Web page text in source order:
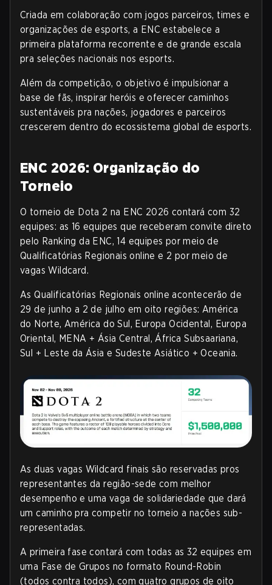
Criada em colaboração com jogos parceiros, times e
organizações de esports, a ENC estabelece a
primeira plataforma recorrente e de grande escala
pra seleções nacionais nos esports.
Além da competição, o objetivo é impulsionar a
base de fãs, inspirar heróis e oferecer caminhos
sustentáveis pra nações, jogadores e parceiros
crescerem dentro do ecossistema global de esports.
ENC 2026: Organização do
Torneio
O torneio de Dota 2 na ENC 2026 contará com 32
equipes: as 16 equipes que receberam convite direto
pelo Ranking da ENC, 14 equipes por meio de
Qualificatórias Regionais online e 2 por meio de
vagas Wildcard.
As Qualificatórias Regionais online acontecerão de
29 de junho a 2 de julho em oito regiões: América
do Norte, América do Sul, Europa Ocidental, Europa
Oriental, MENA + Ásia Central, África Subsaariana,
Sul + Leste da Ásia e Sudeste Asiático + Oceania.
As duas vagas Wildcard finais são reservadas pros
representantes da região-sede com melhor
desempenho e uma vaga de solidariedade que dará
um caminho pra competir no torneio a nações sub-
representadas.
A primeira fase contará com todas as 32 equipes em
uma Fase de Grupos no formato Round-Robin
(todos contra todos), com quatro grupos de oito